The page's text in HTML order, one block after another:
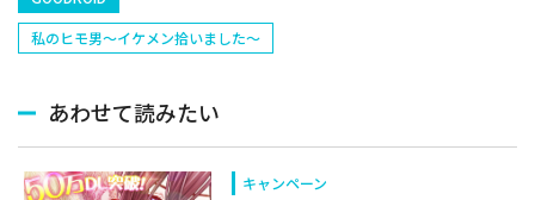
私のヒモ男～イケメン拾いました～
あわせて読みたい
キャンペーン